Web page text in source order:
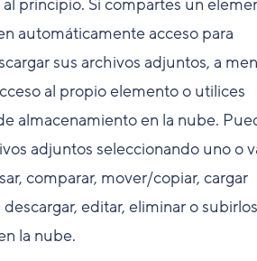
principio. Si compartes un
automáticamente acceso para
sus archivos adjuntos, a
al propio elemento o utilices
almacenamiento en la nube.
adjuntos seleccionando uno o
comparar, mover/copiar, cargar
editar, eliminar o
la nube.